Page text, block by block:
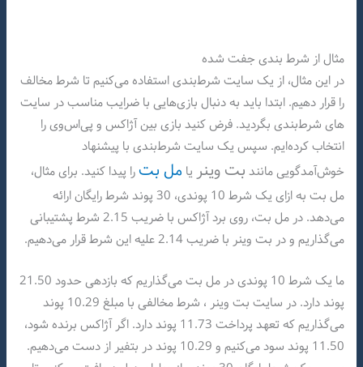
مثال از شرط بندی جفت شده
در این مثال، از یک سایت شرط‌بندی استفاده می‌کنیم تا شرط مخالف
را قرار دهیم. ابتدا باید به دنبال بازی‌هایی با ضرایب مناسب در سایت
های شرط‌بندی بگردید. فرض کنید بازی بین آژاکس و پی‌اس‌وی را
انتخاب کرده‌ایم. سپس یک سایت شرط‌بندی با پیشنهاد
خوش‌آمدگویی مانند بت وینر یا مل بت را پیدا کنید. برای مثال،
مل بت به ازای یک شرط 10 پوندی، 30 پوند شرط رایگان ارائه
می‌دهد. در مل بت، روی برد آژاکس با ضریب 2.15 شرط پشتیبانی
می‌گذاریم و در بت وینر با ضریب 2.14 علیه این شرط قرار می‌دهیم.
ما یک شرط 10 پوندی در مل بت می‌گذاریم که بازدهی حدود 21.50
پوند دارد. در سایت بت وینر ، شرط مخالفی با مبلغ 10.29 پوند
می‌گذاریم که تعهد پرداخت 11.73 پوند دارد. اگر آژاکس برنده شود،
11.50 پوند سود می‌کنیم و 10.29 پوند در بتفیر از دست می‌دهیم.